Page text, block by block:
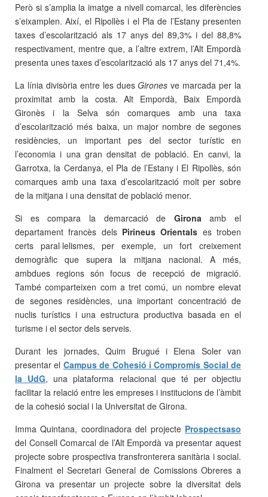
Però si s’amplia la imatge a nivell comarcal, les diferències
s’eixamplen. Així, el Ripollès i el Pla de l’Estany presenten
taxes d’escolarització als 17 anys del 89,3% i del 88,8%
respectivament, mentre que, a l’altre extrem, l’Alt Empordà
presenta unes taxes d’escolarització als 17 anys del 71,4%.
La línia divisòria entre les duesGirones ve marcada per la
proximitat amb la costa. Alt Empordà, Baix Empordà
Gironès i la Selva són comarques amb una taxa
d’escolarització més baixa, un major nombre de segones
residències, un important pes del sector turístic en
l’economia i una gran densitat de població. En canvi, la
Garrotxa, la Cerdanya, el Pla de l’Estany i El Ripollès, són
comarques amb una taxa d’escolarització molt per sobre
de la mitjana i una densitat de població menor.
Si es compara la demarcació de Girona amb el
departament francès dels Pirineus Orientals es troben
certs paral·lelismes, per exemple, un fort creixement
demogràfic que supera la mitjana nacional. A més,
ambdues regions són focus de recepció de migració.
També comparteixen com a tret comú, un nombre elevat
de segones residències, una important concentració de
nuclis turístics i una estructura productiva basada en el
turisme i el sector dels serveis.
Durant les jornades, Quim Brugué i Elena Soler van
presentar el Campus de Cohesió i Compromís Social de
la UdG, una plataforma relacional que té per objectiu
facilitar la relació entre les empreses i institucions de l’àmbit
de la cohesió social i la Universitat de Girona.
Imma Quintana, coordinadora del projecte Prospectsaso
del Consell Comarcal de l’Alt Empordà va presentar aquest
projecte sobre prospectiva transfronterera sanitària i social.
Finalment el Secretari General de Comissions Obreres a
Girona va presentar un projecte sobre la diversitat dels